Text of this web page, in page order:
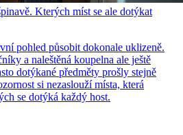
Kterých míst se ale dotýkat
pohled působit dokonale uklizeně.
a naleštěná koupelna ale ještě
dotýkané předměty prošly stejně
si nezaslouží místa, která
se dotýká každý host.